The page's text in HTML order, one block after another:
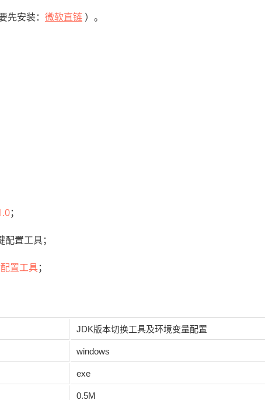
先安装： 微软直链 ）。
；
配置工具；
置工具；
JDK版本切换工具及环境变量配置
windows
exe
0.5M